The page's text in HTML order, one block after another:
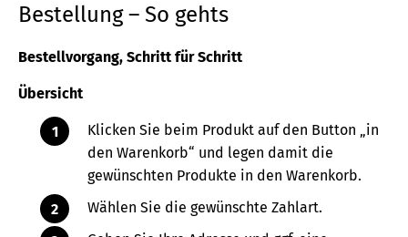
Elemente
Buch
Bestellung – So gehts
Bestellvorgang, Schritt für Schritt
Übersicht
Klicken Sie beim Produkt auf den Button „in
den Warenkorb“ und legen damit die
gewünschten Produkte in den Warenkorb.
Wählen Sie die gewünschte Zahlart.